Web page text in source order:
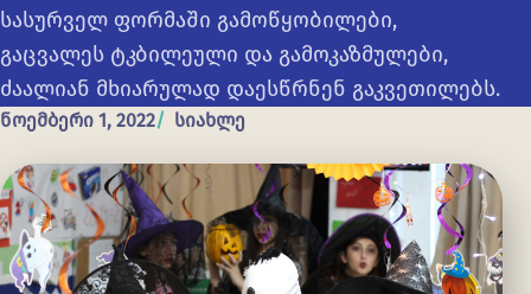
სასურველ ფორმაში გამოწყობილები,
გაცვალეს ტკბილეული და გამოკაზმულები,
ძაალიან მხიარულად დაესწრნენ გაკვეთილებს.
ნოემბერი 1, 2022 სიახლე